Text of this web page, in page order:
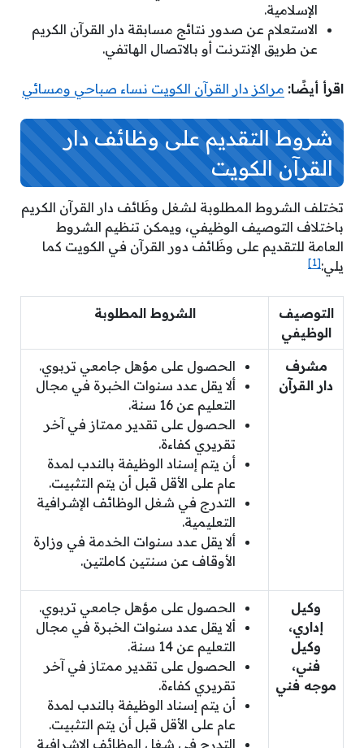
الإسلامية.
الاستعلام عن صدور نتائج مسابقة دار القرآن الكريم
عن طريق الإنترنت أو بالاتصال الهاتفي.
اقرأ أيضًا: مراكز دار القرآن الكويت نساء صباحي ومسائي
شروط التقديم على وظائف دار
القرآن الكويت
تختلف الشروط المطلوبة لشغل وظَائف دار القرآن الكريم
باختلاف التوصيف الوظيفي، ويمكن تنظيم الشروط
العامة للتقديم على وظَائف دور القرآن في الكويت كما
يلي:[1]
التوصيف
الوظيفي
الشروط المطلوبة
مشرف
دار القرآن
الحصول على مؤهل جامعي تربوي.
ألا يقل عدد سنوات الخبرة في مجال
التعليم عن 16 سنة.
الحصول على تقدير ممتاز في آخر
تقريري كفاءة.
أن يتم إسناد الوظيفة بالندب لمدة
عام على الأقل قبل أن يتم التثبيت.
التدرج في شغل الوظائف الإشرافية
التعليمية.
ألا يقل عدد سنوات الخدمة في وزارة
الأوقاف عن سنتين كاملتين.
وكيل
إداري،
وكيل
فني،
موجه فني
الحصول على مؤهل جامعي تربوي.
ألا يقل عدد سنوات الخبرة في مجال
التعليم عن 14 سنة.
الحصول على تقدير ممتاز في آخر
تقريري كفاءة.
أن يتم إسناد الوظيفة بالندب لمدة
عام على الأقل قبل أن يتم التثبيت.
التدرج في شغل الوظائف الإشرافية